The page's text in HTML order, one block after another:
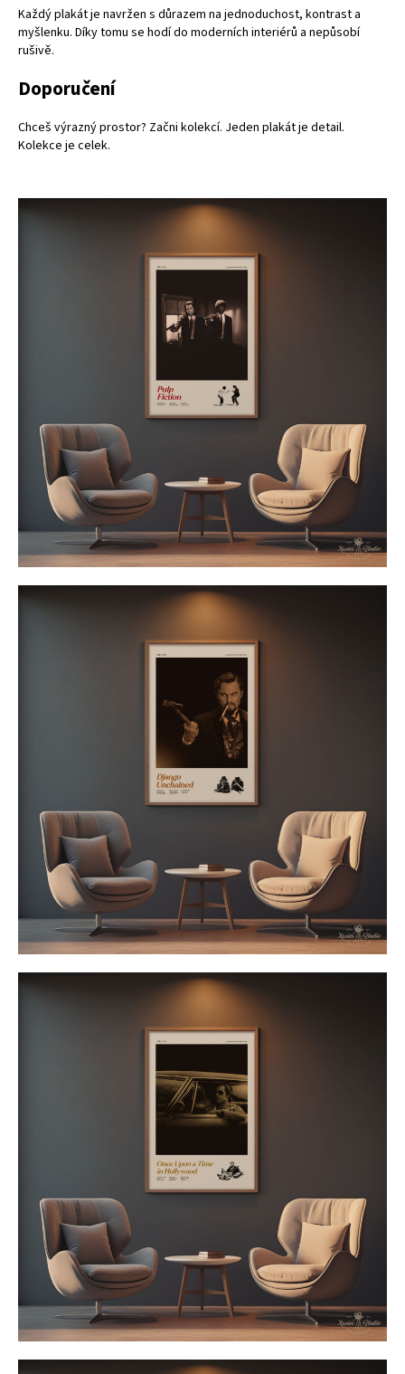
Každý plakát je navržen s důrazem na jednoduchost, kontrast a
myšlenku. Díky tomu se hodí do moderních interiérů a nepůsobí
rušivě.
Doporučení
Chceš výrazný prostor? Začni kolekcí. Jeden plakát je detail.
Kolekce je celek.